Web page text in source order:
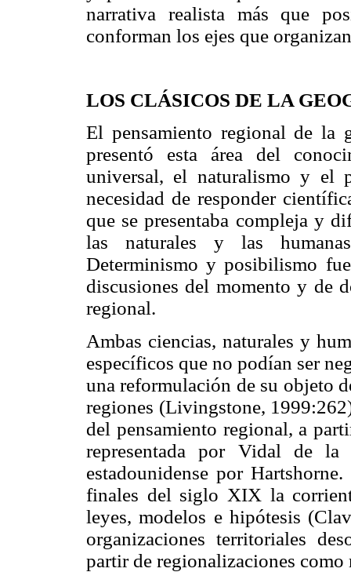
narrativa realista más que
conforman los ejes que
LOS CLÁSICOS DE LA
El pensamiento regional de la
presentó esta área del
universal, el naturalismo y
necesidad de responder
que se presentaba compleja y
las naturales y las
Determinismo y posibilismo
discusiones del momento y de
regional.
Ambas ciencias, naturales y
específicos que no podían ser
una reformulación de su objeto
regiones (Livingstone,
del pensamiento regional, a
representada por Vidal de
estadounidense por
finales del siglo XIX la
leyes, modelos e hipótesis
organizaciones territoriales
partir de regionalizaciones